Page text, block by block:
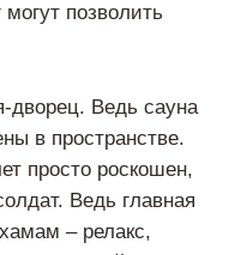
позволить
дворец. Ведь сауна
в пространстве.
просто роскошен,
Ведь главная
– релакс,